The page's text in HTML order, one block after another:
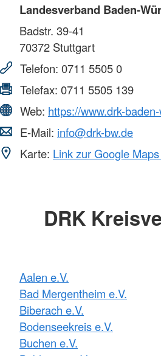
Landesverband Baden-
Badstr. 39-41
70372 Stuttgart
Telefon: 0711 5505 0
Telefax: 0711 5505 139
Web: https://www.drk-
E-Mail: info@drk-bw.de
Karte: Link zur Google
DRK
Aalen e.V.
Bad Mergentheim e.V.
Biberach e.V.
Bodenseekreis e.V.
Buchen e.V.